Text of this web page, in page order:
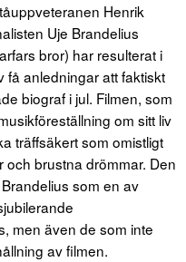
Henrik
Uje Brandelius
bror) har resulterat i
anledningar att faktiskt
biograf i jul. Filmen, som
om sitt liv
träffsäkert som omistligt
brustna drömmar. Den
som en av
men även de som inte
av filmen.